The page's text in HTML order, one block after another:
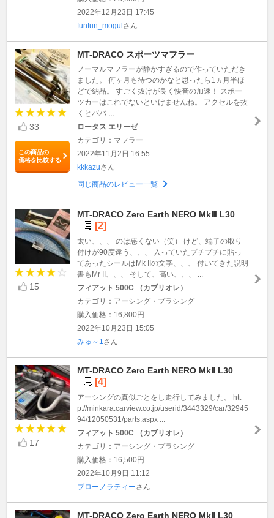
2022年12月23日 17:45
funfun_mogulさん
33
この商品の
価格を比較する
MT-DRACO スポーツマフラー
ノーマルマフラーが静かすぎるので作っていただき
ました。 何ヶ月も待つのかなと思ったら1ヵ月半ほ
どで納品。 すごく抜けが良く快音の加速！ スポー
ツカーはこれでないといけませんね。 アクセルを抜
くとババ ...
ロータス エリーゼ
カテゴリ：マフラー
2022年11月2日 16:55
kkkazuさん
同じ商品のレビュー一覧
15
MT-DRACO Zero Earth NERO MkⅢ L30
[2]
太い、、、 のは悪くない（笑） けど、端子の取り
付けが90度違う、、、 入っていたプチプチに貼っ
てあったシールはMk IIの文字、、、 付いてきた説明
書もMr II、、、 そして、高い、、、 ...
フィアット 500C （カブリオレ）
カテゴリ：アーシング・プラシング
購入価格：16,800円
2022年10月23日 15:05
みゅ～1 さん
17
MT-DRACO Zero Earth NERO MkⅡ L30
[4]
アーシングの真似ごとをし走行してみました。 htt
p://minkara.carview.co.jp/userid/3443329/car/32945
94/12050531/parts.aspx ...
フィアット 500C （カブリオレ）
カテゴリ：アーシング・プラシング
購入価格：16,500円
2022年10月9日 11:12
ブローノラティーさん
MT-DRACO Zero Earth NERO MkⅡ L30